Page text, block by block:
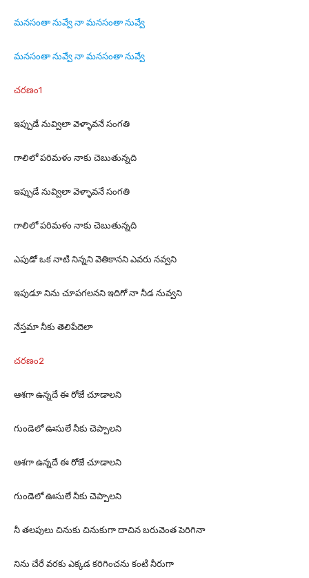
మనసంతా నువ్వే నా మనసంతా నువ్వే
మనసంతా నువ్వే నా మనసంతా నువ్వే
చరణం1
ఇప్పుడే నువ్విలా వెళ్ళావనే సంగతి
గాలిలో పరిమళం నాకు చెబుతున్నది
ఇప్పుడే నువ్విలా వెళ్ళావనే సంగతి
గాలిలో పరిమళం నాకు చెబుతున్నది
ఎపుడో ఒక నాటి నిన్నని వెతికానని ఎవరు నవ్వని
ఇపుడూ నిను చూపగలనని ఇదిగో నా నీడ నువ్వని
నేస్తమా నీకు తెలిపేదెలా
చరణం2
ఆశగా ఉన్నదే ఈ రోజే చూడాలని
గుండెలో ఊసులే నీకు చెప్పాలని
ఆశగా ఉన్నదే ఈ రోజే చూడాలని
గుండెలో ఊసులే నీకు చెప్పాలని
నీ తలపులు చినుకు చినుకుగా దాచిన బరువెంత పెరిగినా
నిను చేరే వరకు ఎక్కడ కరిగించను కంటి నీరుగా